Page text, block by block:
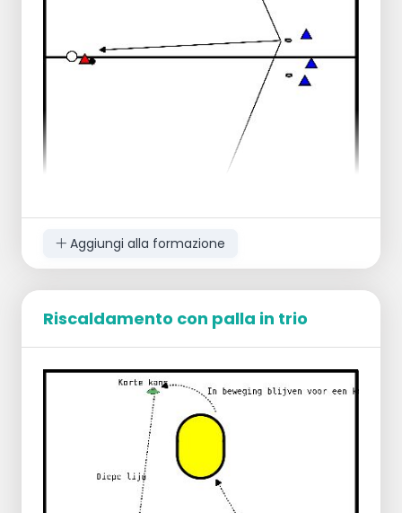
possibile un certo numero di punti.
I rimbalzisti recuperano la palla e la
passano ai loro compagni di squadra
nell'altro settore.
La squadra che per prima raggiunge il
numero concordato di punti vince.
Regole
I rimbalzisti non possono uscire dal settore,
i tiratori non possono entrare.
Disposizione
Disporre i pali in una formazione triangolare.
Presso ogni korf si trova qualcuno con una
palla come passatore fisso.
Gli altri giocatori si trovano al centro presso
i due cerchi.
Esecuzione
Dal centro, esegui un tiro in corsa verso uno
Aggiungi alla formazione
Riscaldamento con palla in trio